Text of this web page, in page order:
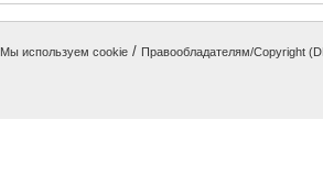
Мы используем cookie / Правообладателям/Copyright